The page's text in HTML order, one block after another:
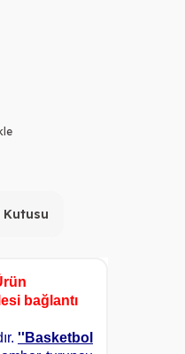
Kutusu
bağlantı
''Basketbol